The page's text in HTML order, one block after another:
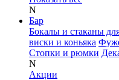
N
Бар
Бокалы и стаканы
виски и коньяка
Стопки и рюмки
N
Акции